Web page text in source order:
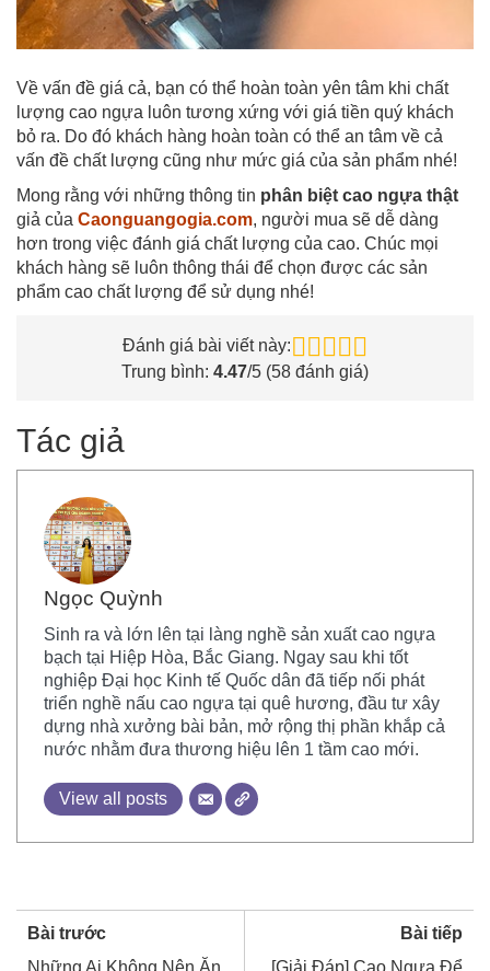
Về vấn đề giá cả, bạn có thể hoàn toàn yên tâm khi chất
lượng cao ngựa luôn tương xứng với giá tiền quý khách
bỏ ra. Do đó khách hàng hoàn toàn có thể an tâm về cả
vấn đề chất lượng cũng như mức giá của sản phẩm nhé!
Mong rằng với những thông tin phân biệt cao ngựa thật
giả của Caonguangogia.com, người mua sẽ dễ dàng
hơn trong việc đánh giá chất lượng của cao. Chúc mọi
khách hàng sẽ luôn thông thái để chọn được các sản
phẩm cao chất lượng để sử dụng nhé!
Đánh giá bài viết này:
Trung bình: 4.47/5 (58 đánh giá)
Tác giả
Ngọc Quỳnh
Sinh ra và lớn lên tại làng nghề sản xuất cao ngựa
bạch tại Hiệp Hòa, Bắc Giang. Ngay sau khi tốt
nghiệp Đại học Kinh tế Quốc dân đã tiếp nối phát
triển nghề nấu cao ngựa tại quê hương, đầu tư xây
dựng nhà xưởng bài bản, mở rộng thị phần khắp cả
nước nhằm đưa thương hiệu lên 1 tầm cao mới.
View all posts
Bài trước
Bài tiếp